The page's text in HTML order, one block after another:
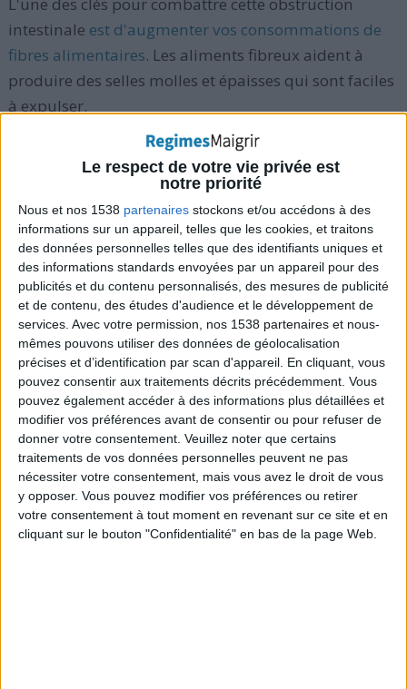
Le respect de votre vie privée est
notre priorité
Nous et nos 1538 partenaires stockons et/ou accédons à des
informations sur un appareil, telles que les cookies, et traitons
des données personnelles telles que des identifiants uniques et
des informations standards envoyées par un appareil pour des
publicités et du contenu personnalisés, des mesures de publicité
et de contenu, des études d'audience et le développement de
services. Avec votre permission, nos 1538 partenaires et nous-
mêmes pouvons utiliser des données de géolocalisation
précises et d’identification par scan d'appareil. En cliquant, vous
pouvez consentir aux traitements décrits précédemment. Vous
pouvez également accéder à des informations plus détaillées et
modifier vos préférences avant de consentir ou pour refuser de
donner votre consentement. Veuillez noter que certains
traitements de vos données personnelles peuvent ne pas
nécessiter votre consentement, mais vous avez le droit de vous
y opposer. Vous pouvez modifier vos préférences ou retirer
votre consentement à tout moment en revenant sur ce site et en
cliquant sur le bouton "Confidentialité" en bas de la page Web.
intestinale est d'augmenter vos consommations de
fibres alimentaires. Les aliments fibreux aident à
produire des selles molles et épaisses qui sont faciles
à expulser.
Les haricots, les noix, les grains entiers (riz complet,
etc.) et les céréales aussi bien que les fruits frais et
légumes (chou, chou de Bruxelles, carottes, etc.)
constituent une alimentation riche en fibres et facile
à trouver. Les fruits et légumes contiennent en outre
des substances qui suppriment des toxines et aider à
les chasser hors du système digestif.
2) Boire plus d'eau
Pour combattre la constipation, votre alimentation
devrait voir sa part en eau augmenter.Buvez au
moins 8 verres d'eau par jour (que vous ayez soif ou
pas) pour en disposer suffisammentafin de produire
des excréments moux qui soient faciles à éliminer.